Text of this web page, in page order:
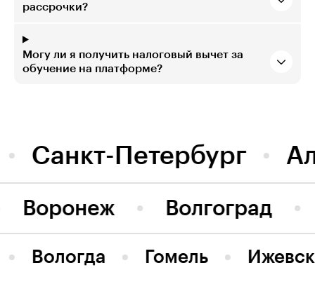
рассрочки?
Могу ли я получить налоговый вычет за
обучение на платформе?
Санкт-Петербург
Волгоград
Воронеж
Вологда Гомель Ижевск